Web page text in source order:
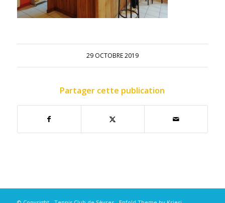
29 OCTOBRE 2019
Partager cette publication